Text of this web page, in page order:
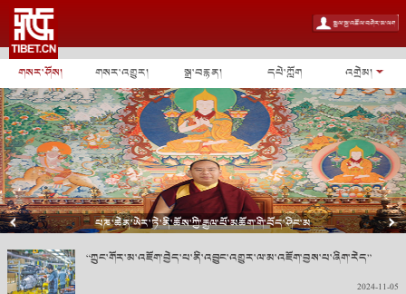
གསར་ཤོས། གསར་འགྱུར། སྒྲ་བརྙན། དཔེ་ཀློག འགྲེམ།
པཎ་ཆེན་ཨེར་ཏེ་ནི་ཆོས་ཀྱི་རྒྱལ་པོ་མཆོག་གི་བོད་ཤིང་མ
“ཀྲུང་གོར་མ་འཇོག་བྱེད་པ་ནི་འབྱུང་འགྱུར་ལ་མ་འཇོག་བྱས་པ་ཞིག་རེད”
2024-11-05